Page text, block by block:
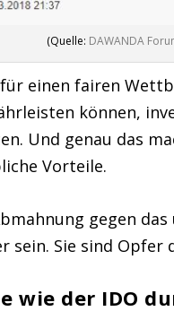
(Quelle: DAWANDA
einen fairen
können,
Und genau das
Vorteile.
gegen
sein. Sie sind
wie der IDO